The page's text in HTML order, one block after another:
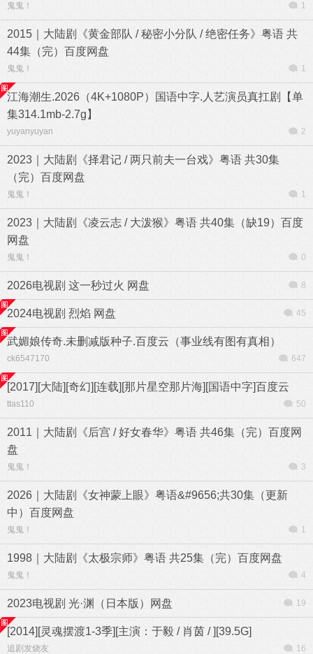
鬼鬼！ 1
2015｜大陆剧《黄金部队 / 秘密小分队 / 绝密任务》粤语 共
44集（完）百度网盘
鬼鬼！ 1
江海潮生.2026（4K+1080P）国语中字.人艺演员真扛剧【单
集314.1mb-2.7g】
yuyanyuyan 2
2023｜大陆剧《择君记 / 两只前夫一台戏》粤语 共30集
（完）百度网盘
鬼鬼！ 1
2023｜大陆剧《凌云志 / 大泼猴》粤语 共40集（缺19）百度
网盘
鬼鬼！ 0
2026电视剧 这一秒过火 网盘 8
2024电视剧 烈焰 网盘 45
武媚娘传奇.未删减版种子.百度云（事业线有图有真相）
ck6547170 647
[2017][大陆][奇幻][连载][那片星空那片海][国语中字]百度云
ttas110 50
2011｜大陆剧《后宫 / 好女春华》粤语 共46集（完）百度网
盘
鬼鬼！ 3
2026｜大陆剧《女神蒙上眼》粤语&#9656;共30集（更新
中）百度网盘
鬼鬼！ 1
1998｜大陆剧《太极宗师》粤语 共25集（完）百度网盘
鬼鬼！ 4
2023电视剧 光·渊（日本版）网盘 19
[2014][灵魂摆渡1-3季][主演：于毅 / 肖茵 / ][39.5G]
追剧发烧友 16